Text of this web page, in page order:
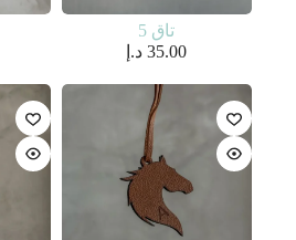
تاق 5
35.00 د.إ